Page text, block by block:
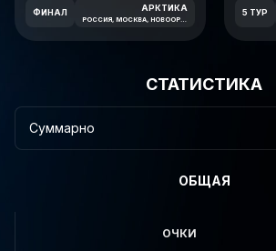
ФИНАЛ АРКТИКА 5 ТУР
СТАТИСТИКА
Суммарно
ОБЩАЯ
ОЧКИ